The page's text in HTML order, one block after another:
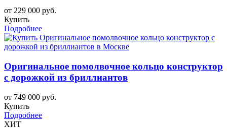
от 229 000 руб.
Купить
Подробнее
Оригинальное помолвочное кольцо конструктор
с дорожкой из бриллиантов
от 749 000 руб.
Купить
Подробнее
ХИТ